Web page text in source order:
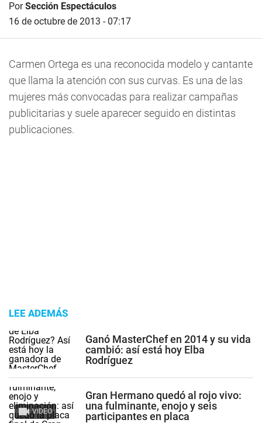
PorSección Espectáculos
16 de octubre de 2013 - 07:17
Carmen Ortega es una reconocida modelo y cantante
que llama la atención con sus curvas. Es una de las
mujeres más convocadas para realizar campañas
publicitarias y suele aparecer seguido en distintas
publicaciones.
LEE ADEMÁS
Ganó MasterChef en 2014 y su vida
cambió: así está hoy Elba
Rodríguez
VIDEO
Gran Hermano quedó al rojo vivo:
una fulminante, enojo y seis
participantes en placa